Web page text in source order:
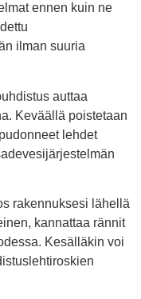
ennen kuin ne
ilman suuria
auttaa
Keväällä poistetaan
lehdet
rakennuksesi lähellä
kannattaa rännit
Kesälläkin voi